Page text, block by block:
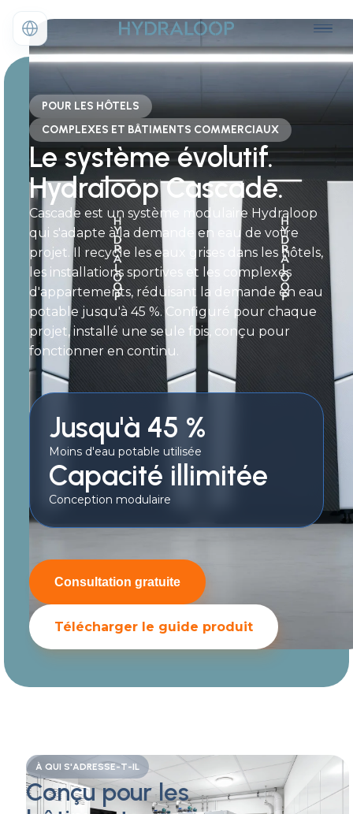
POUR LES HÔTELS
COMPLEXES ET BÂTIMENTS COMMERCIAUX
Le système évolutif.
Hydraloop Cascade.
Cascade est un système modulaire Hydraloop
qui s'adapte à la demande en eau de votre
projet. Il recycle les eaux grises dans les hôtels,
les installations sportives et les complexes
d'appartements, réduisant la demande en eau
potable jusqu'à 45 %. Configuré pour chaque
projet, installé une seule fois, conçu pour
fonctionner en continu.
Jusqu'à 45 %
Moins d'eau potable utilisée
Capacité illimitée
Conception modulaire
Consultation gratuite
Télécharger le guide produit
À QUI S'ADRESSE-T-IL
Conçu pour les